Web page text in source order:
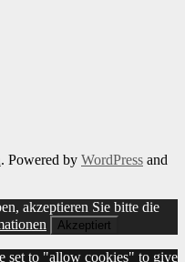
. Powered by WordPress and
akzeptieren Sie bitte die
Akzeptiert
set to "allow cookies" to give